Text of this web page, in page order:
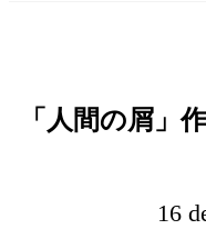
「人間の屑」
16